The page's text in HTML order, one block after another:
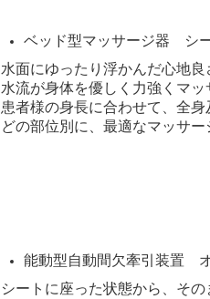
ベッド型マッサージ器 シ
水面にゆったり浮かんだ心地良
水流が身体を優しく力強くマッ
患者様の身長に合わせて、全
どの部位別に、最適なマッサー
能動型自動間欠牽引装置
シートに座った状態から、その